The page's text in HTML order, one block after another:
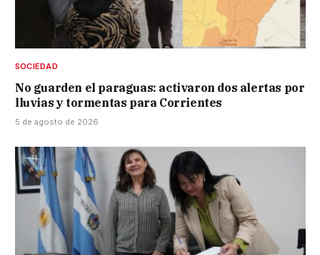
SOCIEDAD
No guarden el paraguas: activaron dos alertas por
lluvias y tormentas para Corrientes
5 de agosto de 2026